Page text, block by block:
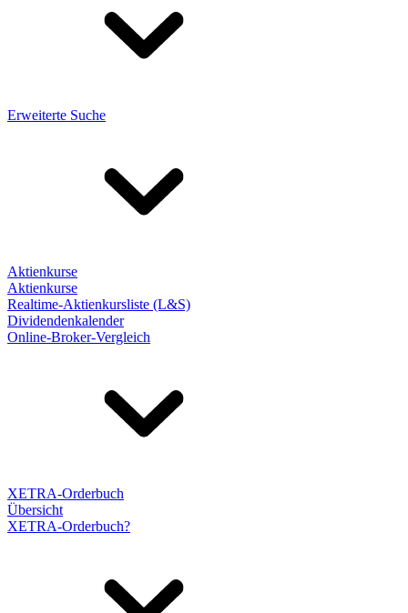
Erweiterte Suche
Aktienkurse
Aktienkurse
Realtime-Aktienkursliste (L&S)
Dividendenkalender
Online-Broker-Vergleich
XETRA-Orderbuch
Übersicht
XETRA-Orderbuch?